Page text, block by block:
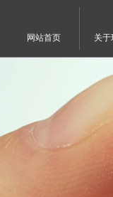
网站首页 关于